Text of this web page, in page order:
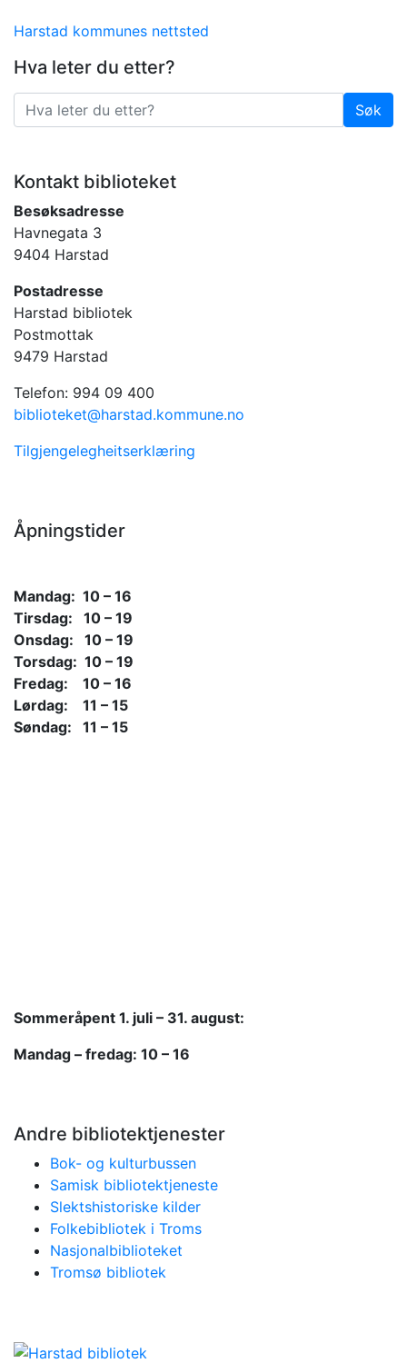
Harstad kommunes nettsted
Hva leter du etter?
Søk
Søk
Kontakt biblioteket
Besøksadresse
Havnegata 3
9404 Harstad
Postadresse
Harstad bibliotek
Postmottak
9479 Harstad
Telefon: 994 09 400
biblioteket@harstad.kommune.no
Tilgjengelegheitserklæring
Åpningstider
Mandag: 10 – 16
Tirsdag: 10 – 19
Onsdag: 10 – 19
Torsdag: 10 – 19
Fredag: 10 – 16
Lørdag: 11 – 15
Søndag: 11 – 15
Sommeråpent 1. juli – 31. august:
Mandag – fredag: 10 – 16
Andre bibliotektjenester
Bok- og kulturbussen
Samisk bibliotektjeneste
Slektshistoriske kilder
Folkebibliotek i Troms
Nasjonalbiblioteket
Tromsø bibliotek